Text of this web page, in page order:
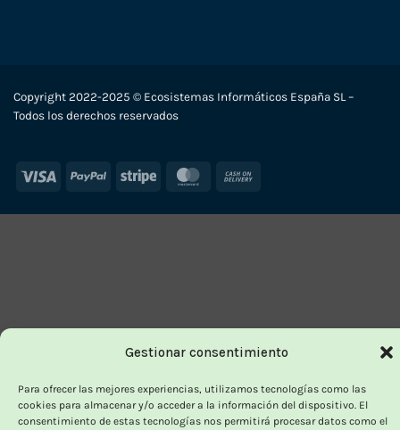
Gestionar consentimiento
Para ofrecer las mejores experiencias, utilizamos tecnologías como las
cookies para almacenar y/o acceder a la información del dispositivo. El
consentimiento de estas tecnologías nos permitirá procesar datos como el
Copyright 2022-2025 © Ecosistemas Informáticos España SL –
Todos los derechos reservados
Visa PayPal Stripe MasterCard